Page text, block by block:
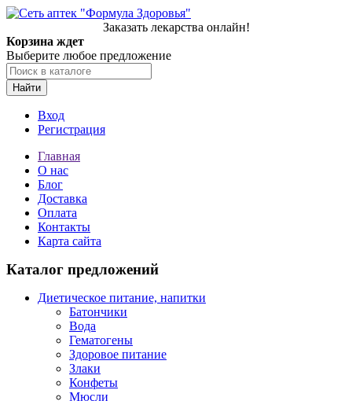
Заказать лекарства онлайн!
Корзина ждет
Выберите любое предложение
Найти
Вход
Регистрация
Главная
О нас
Блог
Доставка
Оплата
Контакты
Карта сайта
Каталог предложений
Диетическое питание, напитки
Батончики
Вода
Гематогены
Здоровое питание
Злаки
Конфеты
Мюсли